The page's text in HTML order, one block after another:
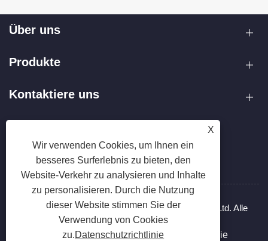
Über uns
Produkte
Kontaktiere uns
Copyright © 2025 Zhejiang Hanxin Cookware Co., Ltd. Alle
Rechte vorbehalten.
LinksSitemapRSSXMLDatenschutzrichtlinie
X
Wir verwenden Cookies, um Ihnen ein
besseres Surferlebnis zu bieten, den
Website-Verkehr zu analysieren und Inhalte
zu personalisieren. Durch die Nutzung
dieser Website stimmen Sie der
Verwendung von Cookies
zu.Datenschutzrichtlinie